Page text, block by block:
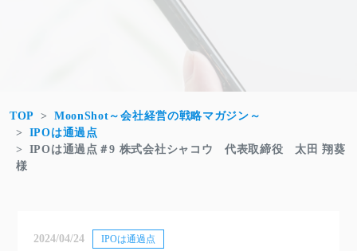
TOP
MoonShot～会社経営の戦略マガジン～
IPOは通過点
IPOは通過点＃9 株式会社シャコウ 代表取締役 太田 翔葵
様
2024/04/24 IPOは通過点